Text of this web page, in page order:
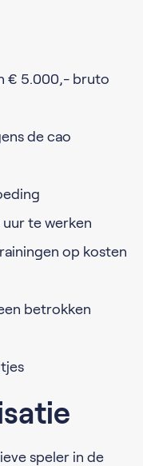
€ 5.000,- bruto
de cao
te werken
op kosten
betrokken
speler in de